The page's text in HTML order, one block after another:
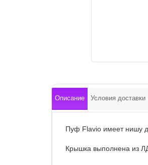
Описание Условия доставки
Пуф Flavio имеет нишу
Крышка выполнена из